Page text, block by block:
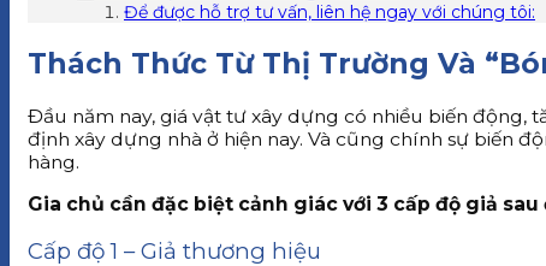
Để được hỗ trợ tư vấn, liên hệ ngay với chúng tôi:
Thách Thức Từ Thị Trường Và
Đầu năm nay, giá vật tư xây dựng có nhiều biến động,
định xây dựng nhà ở hiện nay. Và cũng chính sự biến
hàng.
Gia chủ cần đặc biệt cảnh giác với 3 cấp độ giả sau
Cấp độ 1 – Giả thương hiệu